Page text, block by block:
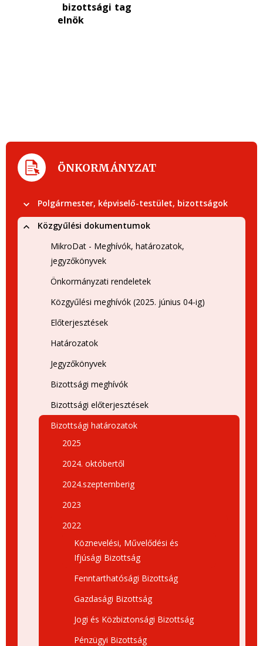
bizottsági tag
elnök
ÖNKORMÁNYZAT
Polgármester, képviselő-testület, bizottságok
Közgyűlési dokumentumok
MikroDat - Meghívók, határozatok,
jegyzőkönyvek
Önkormányzati rendeletek
Közgyűlési meghívók (2025. június 04-ig)
Előterjesztések
Határozatok
Jegyzőkönyvek
Bizottsági meghívók
Bizottsági előterjesztések
Bizottsági határozatok
2025
2024. októbertől
2024.szeptemberig
2023
2022
Köznevelési, Művelődési és
Ifjúsági Bizottság
Fenntarthatósági Bizottság
Gazdasági Bizottság
Jogi és Közbiztonsági Bizottság
Pénzügyi Bizottság